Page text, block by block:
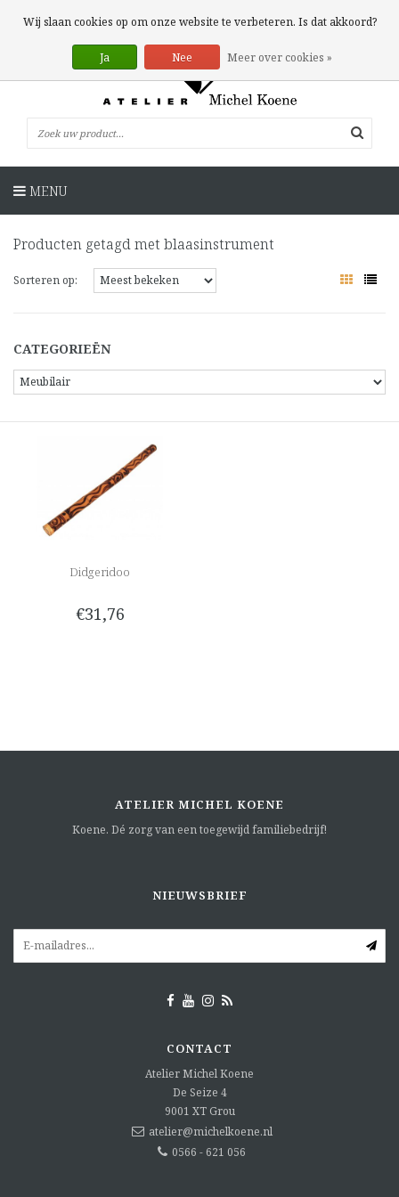
0 Artikelen
MENU
Producten getagd met blaasinstrument
Sorteren op:
CATEGORIEËN
Didgeridoo
€31,76
ATELIER MICHEL KOENE
Koene. Dé zorg van een toegewijd familiebedrijf!
NIEUWSBRIEF
CONTACT
Atelier Michel Koene
De Seize 4
9001 XT Grou
atelier@michelkoene.nl
0566 - 621 056
Wij slaan cookies op om onze website te verbeteren. Is dat akkoord?
Ja Nee Meer over cookies »